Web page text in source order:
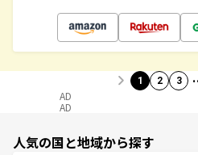
1 2 3
AD
AD
人気の国と地域から探す